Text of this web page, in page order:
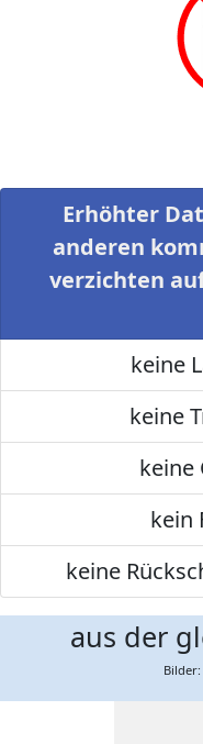
Erhöhter
anderen
verzichten
keine
keine
keine
kein
keine
aus der
Bilder: